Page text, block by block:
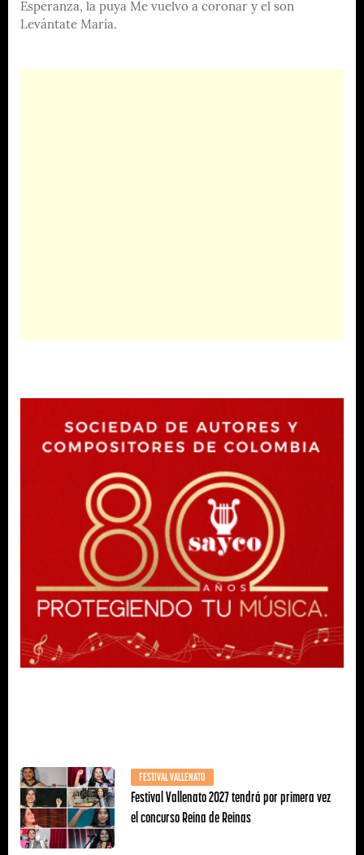
Esperanza, la puya Me vuelvo a coronar y el son
Levántate María.
FESTIVAL VALLENATO
Festival Vallenato 2027 tendrá por primera vez
el concurso Reina de Reinas